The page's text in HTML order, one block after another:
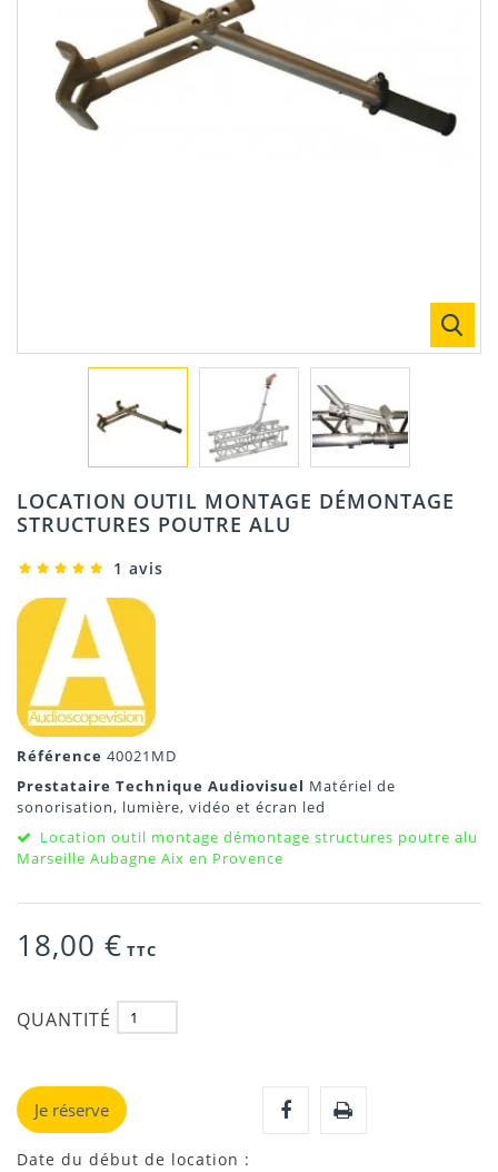
LOCATION OUTIL MONTAGE DÉMONTAGE
STRUCTURES POUTRE ALU
1 avis
Référence 40021MD
Prestataire Technique Audiovisuel Matériel de
sonorisation, lumière, vidéo et écran led
Location outil montage démontage structures poutre alu
Marseille Aubagne Aix en Provence
18,00 € TTC
QUANTITÉ
Je réserve
Date du début de location :